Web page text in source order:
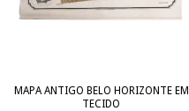
MAPA ANTIGO BELO HORIZONTE EM
TECIDO